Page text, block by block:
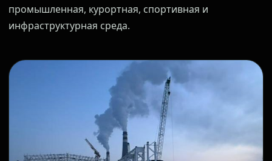
промышленная, курортная, спортивная и
инфраструктурная среда.